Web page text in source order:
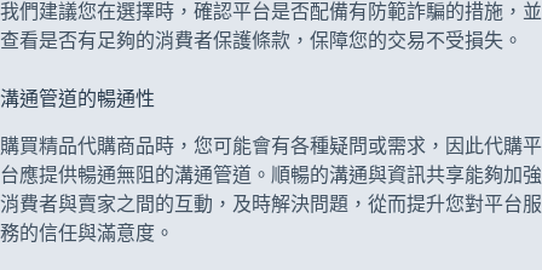
我們建議您在選擇時，確認平台是否配備有防範詐騙的措施，並
查看是否有足夠的消費者保護條款，保障您的交易不受損失。
溝通管道的暢通性
購買精品代購商品時，您可能會有各種疑問或需求，因此代購平
台應提供暢通無阻的溝通管道。順暢的溝通與資訊共享能夠加強
消費者與賣家之間的互動，及時解決問題，從而提升您對平台服
務的信任與滿意度。